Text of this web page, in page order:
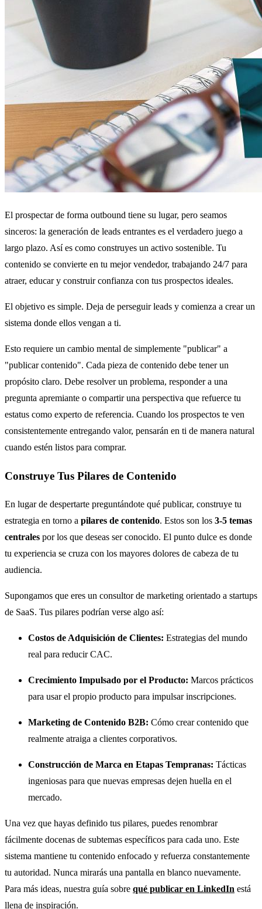
El prospectar de forma outbound tiene su lugar, pero seamos
sinceros: la generación de leads entrantes es el verdadero juego a
largo plazo. Así es como construyes un activo sostenible. Tu
contenido se convierte en tu mejor vendedor, trabajando 24/7 para
atraer, educar y construir confianza con tus prospectos ideales.
El objetivo es simple. Deja de perseguir leads y comienza a crear un
sistema donde ellos vengan a ti.
Esto requiere un cambio mental de simplemente "publicar" a
"publicar contenido". Cada pieza de contenido debe tener un
propósito claro. Debe resolver un problema, responder a una
pregunta apremiante o compartir una perspectiva que refuerce tu
estatus como experto de referencia. Cuando los prospectos te ven
consistentemente entregando valor, pensarán en ti de manera natural
cuando estén listos para comprar.
Construye Tus Pilares de Contenido
En lugar de despertarte preguntándote qué publicar, construye tu
estrategia en torno a pilares de contenido. Estos son los 3-5 temas
centrales por los que deseas ser conocido. El punto dulce es donde
tu experiencia se cruza con los mayores dolores de cabeza de tu
audiencia.
Supongamos que eres un consultor de marketing orientado a startups
de SaaS. Tus pilares podrían verse algo así:
Costos de Adquisición de Clientes: Estrategias del mundo
real para reducir CAC.
Crecimiento Impulsado por el Producto: Marcos prácticos
para usar el propio producto para impulsar inscripciones.
Marketing de Contenido B2B: Cómo crear contenido que
realmente atraiga a clientes corporativos.
Construcción de Marca en Etapas Tempranas: Tácticas
ingeniosas para que nuevas empresas dejen huella en el
mercado.
Una vez que hayas definido tus pilares, puedes renombrar
fácilmente docenas de subtemas específicos para cada uno. Este
sistema mantiene tu contenido enfocado y refuerza constantemente
tu autoridad. Nunca mirarás una pantalla en blanco nuevamente.
Para más ideas, nuestra guía sobre qué publicar en LinkedIn está
llena de inspiración.